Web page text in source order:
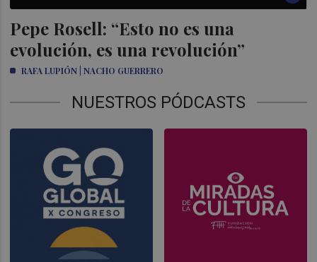
Pepe Rosell: “Esto no es una
evolución, es una revolución”
RAFA LUPIÓN | NACHO GUERRERO
NUESTROS PÓDCASTS